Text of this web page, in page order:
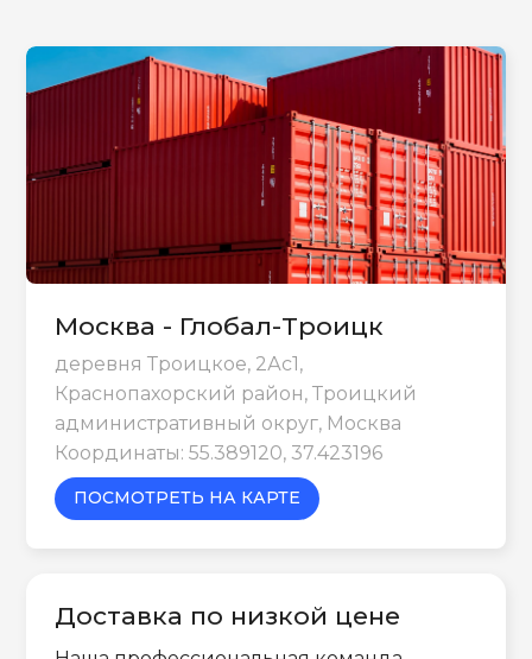
Москва - Глобал-Троицк
деревня Троицкое, 2Ас1,
Краснопахорский район, Троицкий
административный округ, Москва
Координаты: 55.389120, 37.423196
ПОСМОТРЕТЬ НА КАРТЕ
Доставка по низкой цене